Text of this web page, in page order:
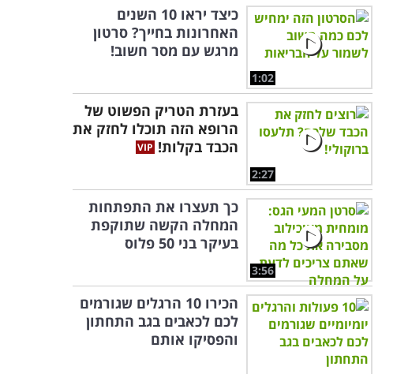
1:02
כיצד יראו 10 השנים
האחרונות בחייך? סרטון
מרגש עם מסר חשוב!
2:27
בעזרת הטריק הפשוט של
הרופא הזה תוכלו לחזק את
הכבד בקלות!
3:56
כך תעצרו את התפתחות
המחלה הקשה שתוקפת
בעיקר בני 50 פלוס
הכירו 10 הרגלים שגורמים
לכם לכאבים בגב התחתון
והפסיקו אותם